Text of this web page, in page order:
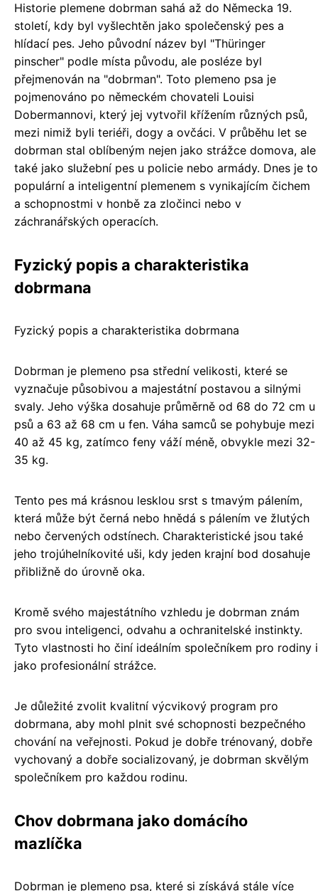
Historie plemene dobrman sahá až do Německa 19.
století, kdy byl vyšlechtěn jako společenský pes a
hlídací pes. Jeho původní název byl "Thüringer
pinscher" podle místa původu, ale posléze byl
přejmenován na "dobrman". Toto plemeno psa je
pojmenováno po německém chovateli Louisi
Dobermannovi, který jej vytvořil křížením různých psů,
mezi nimiž byli teriéři, dogy a ovčáci. V průběhu let se
dobrman stal oblíbeným nejen jako strážce domova, ale
také jako služební pes u policie nebo armády. Dnes je to
populární a inteligentní plemenem s vynikajícím čichem
a schopnostmi v honbě za zločinci nebo v
záchranářských operacích.
Fyzický popis a charakteristika
dobrmana
Fyzický popis a charakteristika dobrmana
Dobrman je plemeno psa střední velikosti, které se
vyznačuje působivou a majestátní postavou a silnými
svaly. Jeho výška dosahuje průměrně od 68 do 72 cm u
psů a 63 až 68 cm u fen. Váha samců se pohybuje mezi
40 až 45 kg, zatímco feny váží méně, obvykle mezi 32-
35 kg.
Tento pes má krásnou lesklou srst s tmavým pálením,
která může být černá nebo hnědá s pálením ve žlutých
nebo červených odstínech. Charakteristické jsou také
jeho trojúhelníkovité uši, kdy jeden krajní bod dosahuje
přibližně do úrovně oka.
Kromě svého majestátního vzhledu je dobrman znám
pro svou inteligenci, odvahu a ochranitelské instinkty.
Tyto vlastnosti ho činí ideálním společníkem pro rodiny i
jako profesionální strážce.
Je důležité zvolit kvalitní výcvikový program pro
dobrmana, aby mohl plnit své schopnosti bezpečného
chování na veřejnosti. Pokud je dobře trénovaný, dobře
vychovaný a dobře socializovaný, je dobrman skvělým
společníkem pro každou rodinu.
Chov dobrmana jako domácího
mazlíčka
Dobrman je plemeno psa, které si získává stále více